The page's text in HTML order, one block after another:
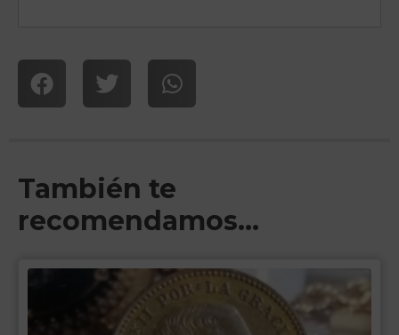
También te
recomendamos…